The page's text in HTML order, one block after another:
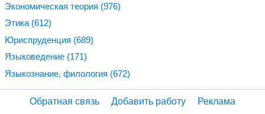
Экономическая теория (976)
Этика (612)
Юриспруденция (689)
Языковедение (171)
Языкознание, филология (672)
Обратная связь Добавить работу Реклама